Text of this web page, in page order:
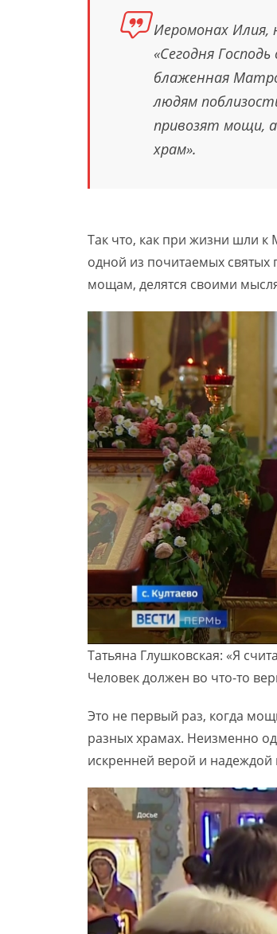
Иеромонах Илия,
«Сегодня
блаженная
людям
привозят мощи,
храм».
Так что, как при жизни шли к
одной из почитаемых
мощам, делятся своими
Татьяна Глушковская: «Я
Человек должен во что-то
Это не первый раз, когда
разных храмах. Неизменно
искренней верой и